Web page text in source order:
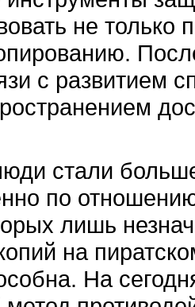
не
с развитием
стали
по
лишь
на
На